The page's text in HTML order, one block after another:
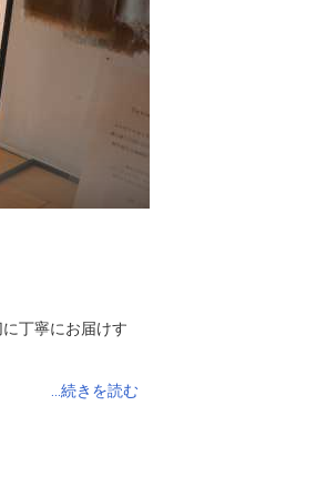
丁寧にお届けす
...続きを読む